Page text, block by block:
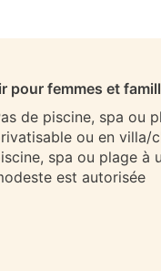
pour femmes et
de piscine, spa ou
ou en villa/
spa ou plage à
est autorisée